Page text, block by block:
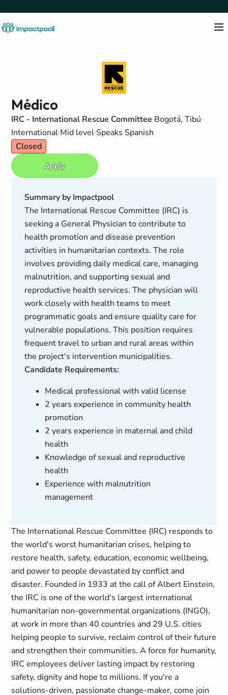
Médico
IRC - International Rescue Committee Bogotá, Tibú
International Mid level Speaks Spanish
Closed
Apply
Summary by Impactpool
The International Rescue Committee (IRC) is
seeking a General Physician to contribute to
health promotion and disease prevention
activities in humanitarian contexts. The role
involves providing daily medical care, managing
malnutrition, and supporting sexual and
reproductive health services. The physician will
work closely with health teams to meet
programmatic goals and ensure quality care for
vulnerable populations. This position requires
frequent travel to urban and rural areas within
the project's intervention municipalities.
Candidate Requirements:
Medical professional with valid license
2 years experience in community health
promotion
2 years experience in maternal and child
health
Knowledge of sexual and reproductive
health
Experience with malnutrition
management
The International Rescue Committee (IRC) responds to
the world's worst humanitarian crises, helping to
restore health, safety, education, economic wellbeing,
and power to people devastated by conflict and
disaster. Founded in 1933 at the call of Albert Einstein,
the IRC is one of the world's largest international
humanitarian non-governmental organizations (INGO),
at work in more than 40 countries and 29 U.S. cities
helping people to survive, reclaim control of their future
and strengthen their communities. A force for humanity,
IRC employees deliver lasting impact by restoring
safety, dignity and hope to millions. If you're a
solutions-driven, passionate change-maker, come join